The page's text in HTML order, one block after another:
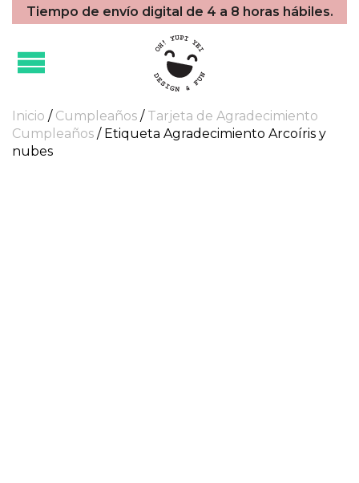
Tiempo de envío digital de 4 a 8 horas hábiles.
Inicio / Cumpleaños / Tarjeta de Agradecimiento
Cumpleaños / Etiqueta Agradecimiento Arcoíris y
nubes